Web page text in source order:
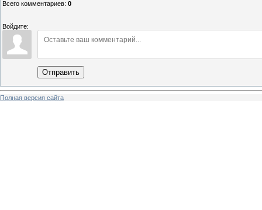
Всего комментариев: 0
Войдите:
Отправить
Полная версия сайта